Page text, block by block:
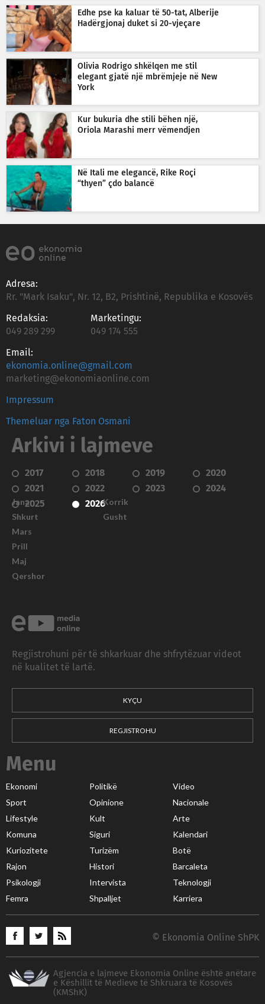
Edhe pse ka kaluar të 50-tat, Alberije
Hadërgjonaj duket si 20-vjeçare
Olivia Rodrigo shkëlqen me stil
elegant gjatë një mbrëmjeje në New
York
Kur bukuria dhe stili bëhen një,
Oriola Marashi merr vëmendjen
Në Itali me elegancë, Rike Roçi
“thyen” çdo balancë
Adresa:
Rr. "Mark Isaku", Nr. 12, B2, Prishtinë, Republika e Kosovës
Redaksia:
049 289 299
Marketingu:
049 174 555
Email:
ekonomia.online@gmail.com
marketing@ekonomiaonline.com
Impressum
Themeluar nga Faton Osmani
Arkivi i lajmeve
2017 2018 2019
2020
2021
2022 2023
2024
2025
2026
Janar
Shkurt
Mars
Prill
Maj
Qershor
Korrik
Gusht
Regjistrohuni për të shkarkuar dhe shfrytëzuar videot
në kualitet të lartë.
KYÇU
REGJISTROHU
Menu
Ekonomi Politikë
Video
Sport
Opinione
Nacionale
Lifestyle
Kult
Arte
Komuna
Siguri
Kalendari
Kuriozitete
Turizëm
Botë
Rajon
Histori
Barcaleta
Psikologji
Intervista
Teknologji
Femra
Shpalljet Karriera
© Ekonomia Online ShPK
Agjencia e lajmeve Ekonomia Online është anëtare
e Këshillit të Medieve të Shkruara të Kosovës
(KMShK)